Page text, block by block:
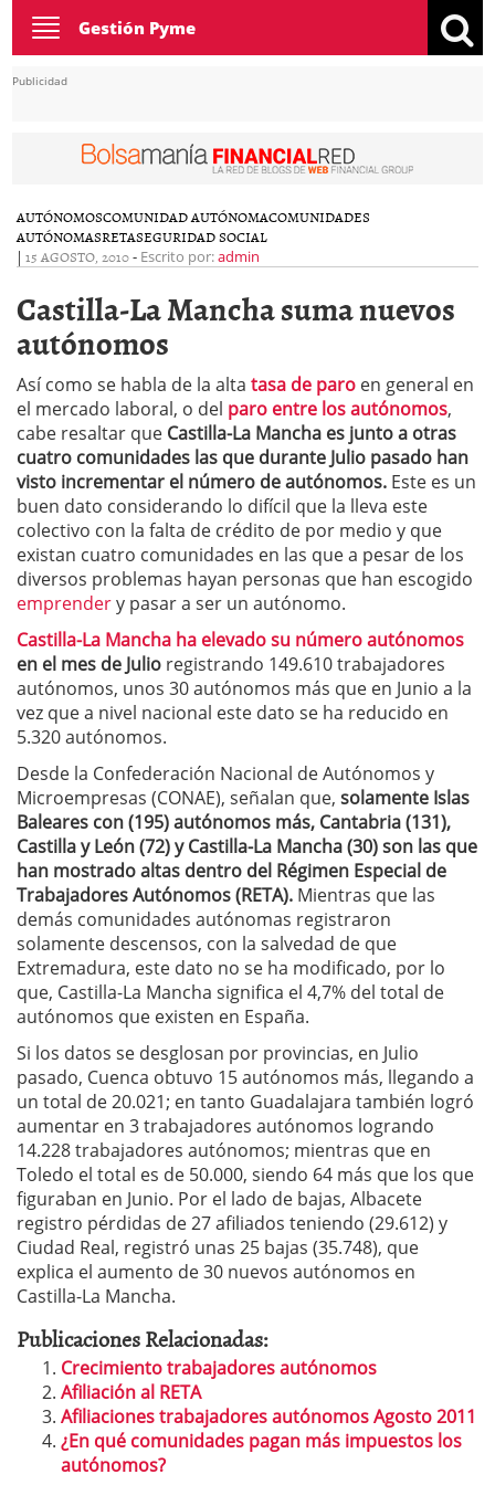
Toggle
navigation
Gestión Pyme
Publicidad
AUTÓNOMOSCOMUNIDAD AUTÓNOMACOMUNIDADES
AUTÓNOMASRETASEGURIDAD SOCIAL
| 15 AGOSTO, 2010- Escrito por:admin
Castilla-La Mancha suma nuevos
autónomos
Así como se habla de la alta tasa de paro en general en
el mercado laboral, o del paro entre los autónomos,
cabe resaltar que Castilla-La Mancha es junto a otras
cuatro comunidades las que durante Julio pasado han
visto incrementar el número de autónomos. Este es un
buen dato considerando lo difícil que la lleva este
colectivo con la falta de crédito de por medio y que
existan cuatro comunidades en las que a pesar de los
diversos problemas hayan personas que han escogido
emprendery pasar a ser un autónomo.
Castilla-La Mancha ha elevado su número autónomos
en el mes de Julio registrando 149.610 trabajadores
autónomos, unos 30 autónomos más que en Junio a la
vez que a nivel nacional este dato se ha reducido en
5.320 autónomos.
Desde la Confederación Nacional de Autónomos y
Microempresas (CONAE), señalan que, solamente Islas
Baleares con (195) autónomos más, Cantabria (131),
Castilla y León (72) y Castilla-La Mancha (30) son las que
han mostrado altas dentro del Régimen Especial de
Trabajadores Autónomos (RETA). Mientras que las
demás comunidades autónomas registraron
solamente descensos, con la salvedad de que
Extremadura, este dato no se ha modificado, por lo
que, Castilla-La Mancha significa el 4,7% del total de
autónomos que existen en España.
Si los datos se desglosan por provincias, en Julio
pasado, Cuenca obtuvo 15 autónomos más, llegando a
un total de 20.021; en tanto Guadalajara también logró
aumentar en 3 trabajadores autónomos logrando
14.228 trabajadores autónomos; mientras que en
Toledo el total es de 50.000, siendo 64 más que los que
figuraban en Junio. Por el lado de bajas, Albacete
registro pérdidas de 27 afiliados teniendo (29.612) y
Ciudad Real, registró unas 25 bajas (35.748), que
explica el aumento de 30 nuevos autónomos en
Castilla-La Mancha.
Publicaciones Relacionadas:
Crecimiento trabajadores autónomos
Afiliación al RETA
Afiliaciones trabajadores autónomos Agosto 2011
¿En qué comunidades pagan más impuestos los
autónomos?